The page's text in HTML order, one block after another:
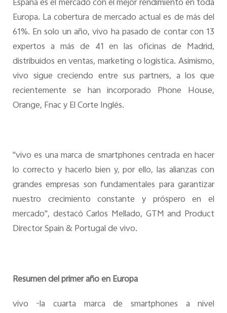
España es el mercado con el mejor rendimiento en toda
Europa. La cobertura de mercado actual es de más del
61%. En solo un año, vivo ha pasado de contar con 13
expertos a más de 41 en las oficinas de Madrid,
distribuidos en ventas, marketing o logística. Asimismo,
vivo sigue creciendo entre sus partners, a los que
recientemente se han incorporado Phone House,
Orange, Fnac y El Corte Inglés.
"vivo es una marca de smartphones centrada en hacer
lo correcto y hacerlo bien y, por ello, las alianzas con
grandes empresas son fundamentales para garantizar
nuestro crecimiento constante y próspero en el
mercado", destacó Carlos Mellado, GTM and Product
Director Spain & Portugal de vivo.
Resumen del primer año en Europa
vivo -la cuarta marca de smartphones a nivel